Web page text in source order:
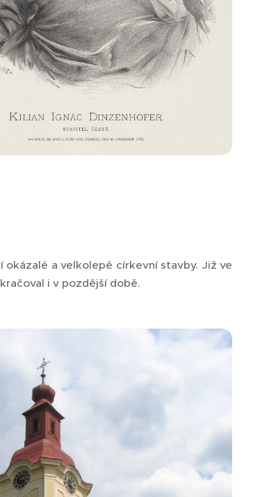
a velkolepé církevní stavby. Již ve
i v pozdější době.